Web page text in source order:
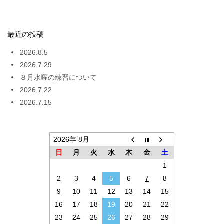
最近の投稿
2026.8.5
2026.7.29
８月水曜の練習について
2026.7.22
2026.7.15
2026年 8月
日
月 火 水 木 金
土
1
2
3 4 5 6 7
8
9
10 11 12 13 14
15
16
17 18 19 20 21
22
23
24 25 26 27 28 29